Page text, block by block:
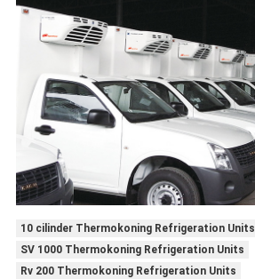
10 cilinder Thermokoning Refrigeration Units
SV 1000 Thermokoning Refrigeration Units
Rv 200 Thermokoning Refrigeration Units